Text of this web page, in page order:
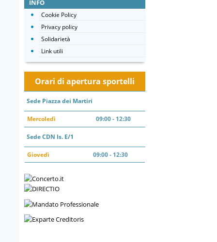
INFO
Cookie Policy
Privacy policy
Solidarietà
Link utili
Orari di apertura sportelli
Sede Piazza dei Martiri
Mercoledì 09:00 - 12:30
Sede CDN Is. E/1
Giovedì 09:00 - 12:30